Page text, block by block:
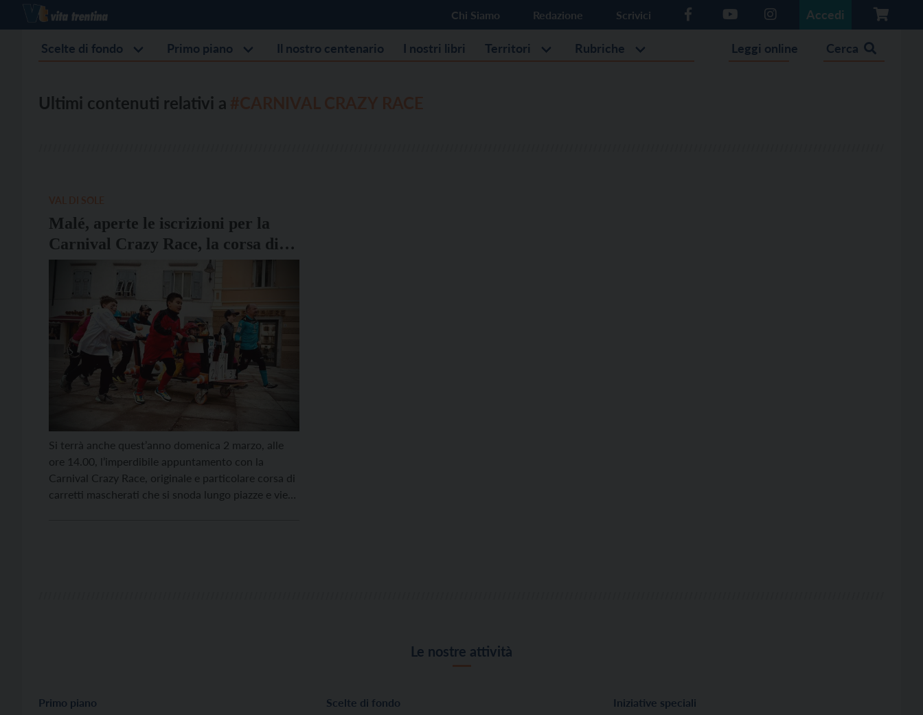
Chi Siamo Redazione Scrivici Accedi
Scelte di fondo Primo piano Il nostro centenario I nostri libri Territori Rubriche Leggi online Cerca
Ultimi contenuti relativi a
Malé, aperte le iscrizioni per la
Carnival Crazy Race, la corsa di
carretti mascherati
Si terrà anche quest’anno domenica 2 marzo, alle
ore 14.00, l’imperdibile appuntamento con la
Carnival Crazy Race, originale e particolare corsa di
carretti mascherati che si snoda lungo piazze e vie
Le nostre attività
Primo piano
Scelte di fondo
Iniziative speciali